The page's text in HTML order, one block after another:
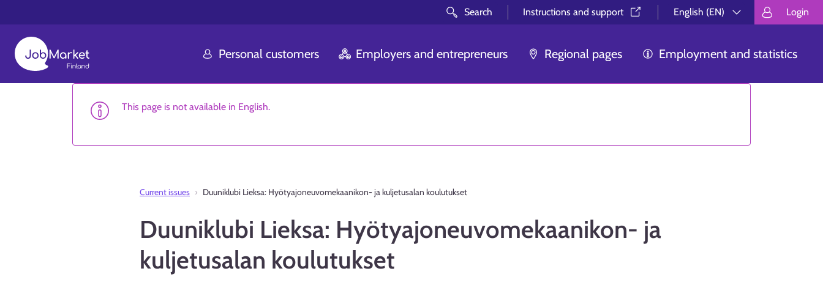
Search Instructions and support⁠
English (EN)
Välj språk.
Login
Personal customers Employers and entrepreneurs Regional pages Employment and statistics
This page is not available in English.
Current issues Duuniklubi Lieksa: Hyötyajoneuvomekaanikon- ja kuljetusalan koulutukset
Duuniklubi Lieksa: Hyötyajoneuvomekaanikon- ja
kuljetusalan koulutukset